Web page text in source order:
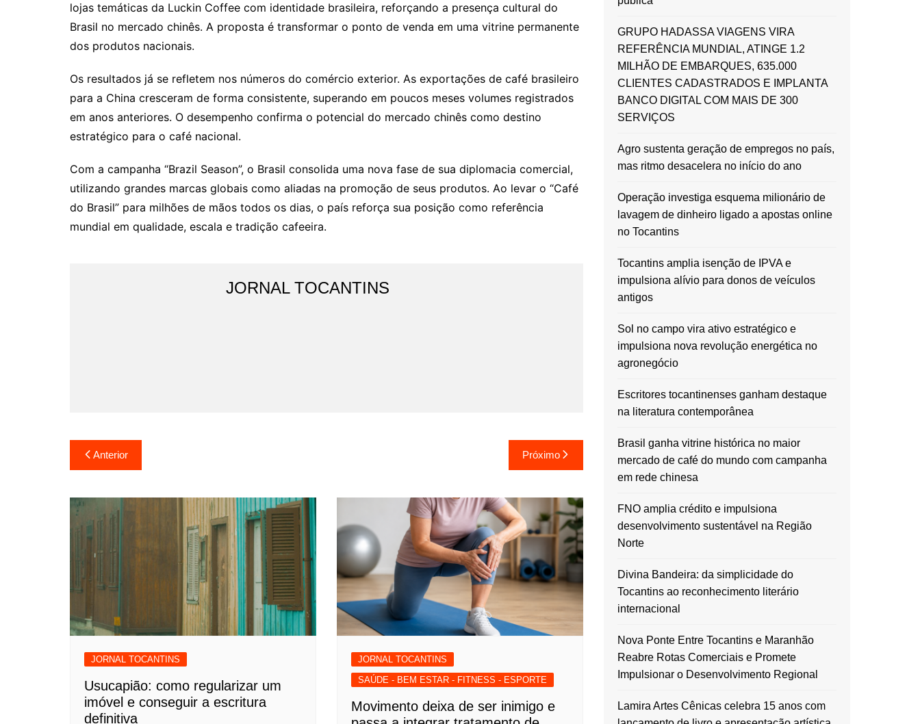
lojas temáticas da Luckin Coffee com identidade brasileira, reforçando a presença cultural do
Brasil no mercado chinês. A proposta é transformar o ponto de venda em uma vitrine permanente
dos produtos nacionais.
Os resultados já se refletem nos números do comércio exterior. As exportações de café brasileiro
para a China cresceram de forma consistente, superando em poucos meses volumes registrados
em anos anteriores. O desempenho confirma o potencial do mercado chinês como destino
estratégico para o café nacional.
Com a campanha “Brazil Season”, o Brasil consolida uma nova fase de sua diplomacia comercial,
utilizando grandes marcas globais como aliadas na promoção de seus produtos. Ao levar o “Café
do Brasil” para milhões de mãos todos os dias, o país reforça sua posição como referência
mundial em qualidade, escala e tradição cafeeira.
JORNAL TOCANTINS
Navegação
de
Post
Anterior Próximo
JORNAL TOCANTINS
Usucapião: como regularizar um
imóvel e conseguir a escritura
definitiva
JORNAL TOCANTINS
SAÚDE - BEM ESTAR - FITNESS - ESPORTE
Movimento deixa de ser inimigo e
GRUPO HADASSA VIAGENS VIRA
REFERÊNCIA MUNDIAL, ATINGE 1.2
MILHÃO DE EMBARQUES, 635.000
CLIENTES CADASTRADOS E IMPLANTA
BANCO DIGITAL COM MAIS DE 300
SERVIÇOS
Agro sustenta geração de empregos no país,
mas ritmo desacelera no início do ano
Operação investiga esquema milionário de
lavagem de dinheiro ligado a apostas online
no Tocantins
Tocantins amplia isenção de IPVA e
impulsiona alívio para donos de veículos
antigos
Sol no campo vira ativo estratégico e
impulsiona nova revolução energética no
agronegócio
Escritores tocantinenses ganham destaque
na literatura contemporânea
Brasil ganha vitrine histórica no maior
mercado de café do mundo com campanha
em rede chinesa
FNO amplia crédito e impulsiona
desenvolvimento sustentável na Região
Norte
Divina Bandeira: da simplicidade do
Tocantins ao reconhecimento literário
internacional
Nova Ponte Entre Tocantins e Maranhão
Reabre Rotas Comerciais e Promete
Impulsionar o Desenvolvimento Regional
Lamira Artes Cênicas celebra 15 anos com